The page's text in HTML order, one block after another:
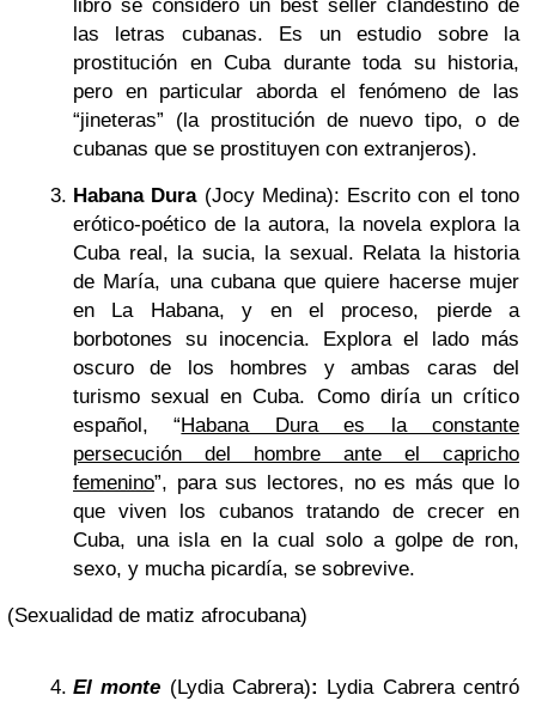
libro se consideró un best seller clandestino de
las letras cubanas. Es un estudio sobre la
prostitución en Cuba durante toda su historia,
pero en particular aborda el fenómeno de las
“jineteras” (la prostitución de nuevo tipo, o de
cubanas que se prostituyen con extranjeros).
Habana Dura(Jocy Medina): Escrito con el tono
erótico-poético de la autora, la novela explora la
Cuba real, la sucia, la sexual. Relata la historia
de María, una cubana que quiere hacerse mujer
en La Habana, y en el proceso, pierde a
borbotones su inocencia. Explora el lado más
oscuro de los hombres y ambas caras del
turismo sexual en Cuba. Como diría un crítico
español, “Habana Dura es la constante
persecución del hombre ante el capricho
femenino”, para sus lectores, no es más que lo
que viven los cubanos tratando de crecer en
Cuba, una isla en la cual solo a golpe de ron,
sexo, y mucha picardía, se sobrevive.
(Sexualidad de matiz afrocubana)
El monte (Lydia Cabrera): Lydia Cabrera centró